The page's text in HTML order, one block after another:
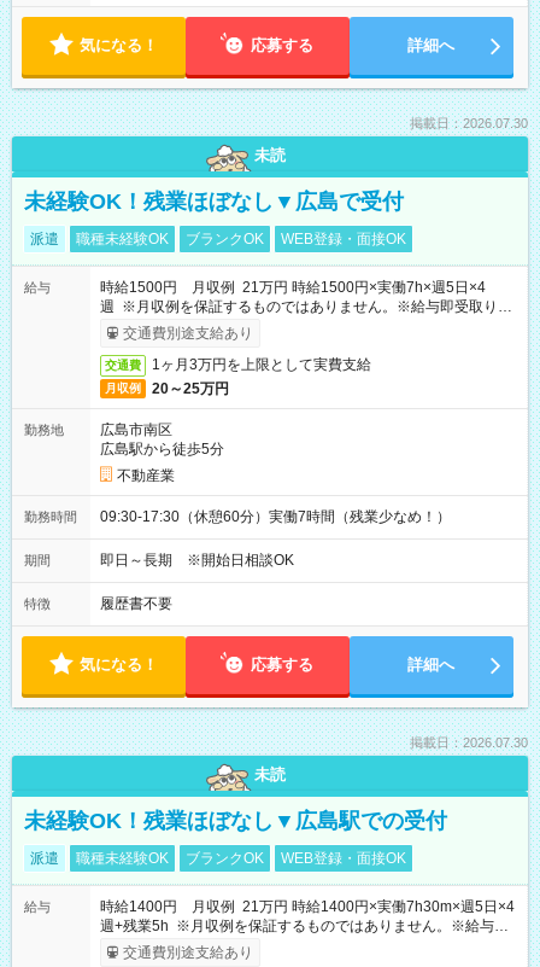
気になる！ 応募する 詳細へ
掲載日：2026.07.30
未読
未経験OK！残業ほぼなし▼広島で受付
派遣 職種未経験OK ブランクOK WEB登録・面接OK
給与
時給1500円 月収例 21万円 時給1500円×実働7h×週5日×4
週 ※月収例を保証するものではありません。※給与即受取りサ
ービス利用可（利用条件有）
交通費別途支給あり
交通費 1ヶ月3万円を上限として実費支給
月収例 20～25万円
勤務地
広島市南区
広島駅から徒歩5分
不動産業
勤務時間 09:30-17:30（休憩60分）実働7時間（残業少なめ！）
期間 即日～長期 ※開始日相談OK
特徴 履歴書不要
気になる！ 応募する 詳細へ
掲載日：2026.07.30
未読
未経験OK！残業ほぼなし▼広島駅での受付
派遣 職種未経験OK ブランクOK WEB登録・面接OK
給与
時給1400円 月収例 21万円 時給1400円×実働7h30m×週5日×4
週+残業5h ※月収例を保証するものではありません。※給与即
受取りサービス利用可（利用条件有）
交通費別途支給あり